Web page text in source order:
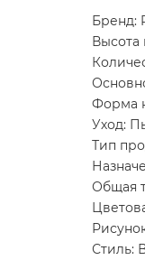
Бренд:
Высота
Форма
Уход:
Тип
Общая
Стиль: